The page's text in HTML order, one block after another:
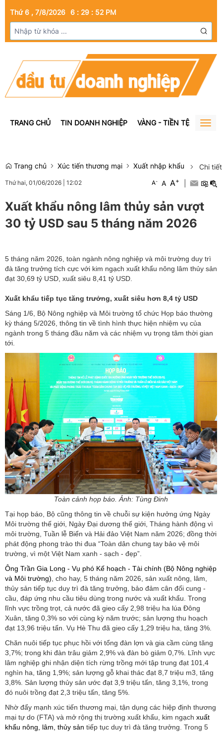
Thứ 6 , 7/8/2026 6 : 29 : 53 PM
TRANG CHỦ TIN DOANH NGHIỆP VÀNG - TIỀN TỆ BẤT
Trang chủ Xúc tiến thương mại Xuất nhập khẩu Chi
Thứ hai, 01/06/2026 12:02 A- A A+
Xuất khẩu nông lâm thủy sản vượt
30 tỷ USD sau 5 tháng năm 2026
5 tháng năm 2026, toàn ngành nông nghiệp và môi trường duy trì
đà tăng trưởng tích cực với kim ngạch xuất khẩu nông lâm thủy sản
đạt 30,69 tỷ USD, xuất siêu 8,41 tỷ USD.
Xuất khẩu tiếp tục tăng trưởng, xuất siêu hơn 8,4 tỷ USD
Sáng 1/6, Bộ Nông nghiệp và Môi trường tổ chức Họp báo thường
kỳ tháng 5/2026, thông tin về tình hình thực hiện nhiệm vụ của
ngành trong 5 tháng đầu năm và các nhiệm vụ trọng tâm thời gian
tới.
Toàn cảnh họp báo. Ảnh: Tùng Đinh
Tại họp báo, Bộ cũng thông tin về chuỗi sự kiện hưởng ứng Ngày
Môi trường thế giới, Ngày Đại dương thế giới, Tháng hành động vì
môi trường, Tuần lễ Biển và Hải đảo Việt Nam năm 2026; đồng thời
phát động phong trào thi đua “Toàn dân chung tay bảo vệ môi
trường, vì một Việt Nam xanh - sạch - đẹp”.
Ông Trần Gia Long - Vụ phó Kế hoạch - Tài chính (Bộ Nông nghiệp
và Môi trường) , cho hay, 5 tháng năm 2026, sản xuất nông, lâm,
thủy sản tiếp tục duy trì đà tăng trưởng, bảo đảm cân đối cung -
cầu, đáp ứng nhu cầu tiêu dùng trong nước và xuất khẩu. Trong
lĩnh vực trồng trọt, cả nước đã gieo cấy 2,98 triệu ha lúa Đông
Xuân, tăng 0,3% so với cùng kỳ năm trước; sản lượng thu hoạch
đạt 13,96 triệu tấn. Vụ Hè Thu đã gieo cấy 1,29 triệu ha, tăng 3%.
Chăn nuôi tiếp tục phục hồi với tổng đàn lợn và gia cầm cùng tăng
3,7%; trong khi đàn trâu giảm 2,9% và đàn bò giảm 0,7%. Lĩnh vực
lâm nghiệp ghi nhận diện tích rừng trồng mới tập trung đạt 101,4
nghìn ha, tăng 1,9%; sản lượng gỗ khai thác đạt 8,7 triệu m3, tăng
3,8%. Sản lượng thủy sản ước đạt 3,9 triệu tấn, tăng 3,1%, trong
đó nuôi trồng đạt 2,3 triệu tấn, tăng 5%.
Nhờ đẩy mạnh xúc tiến thương mại, tận dụng các hiệp định thương
mại tự do (FTA) và mở rộng thị trường xuất khẩu, kim ngạch xuất
khẩu nông, lâm, thủy sản tiếp tục duy trì đà tăng trưởng. Trong 5